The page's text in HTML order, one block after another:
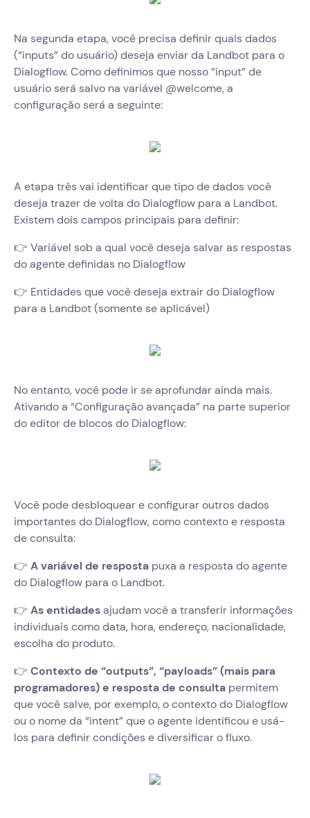
Na segunda etapa, você precisa definir quais dados
(“inputs” do usuário) deseja enviar da Landbot para o
Dialogflow. Como definimos que nosso “input” de
usuário será salvo na variável @welcome, a
configuração será a seguinte:
A etapa três vai identificar que tipo de dados você
deseja trazer de volta do Dialogflow para a Landbot.
Existem dois campos principais para definir:
👉 Variável sob a qual você deseja salvar as respostas
do agente definidas no Dialogflow
👉 Entidades que você deseja extrair do Dialogflow
para a Landbot (somente se aplicável)
No entanto, você pode ir se aprofundar ainda mais.
Ativando a “Configuração avançada” na parte superior
do editor de blocos do Dialogflow:
Você pode desbloquear e configurar outros dados
importantes do Dialogflow, como contexto e resposta
de consulta:
👉 A variável de resposta puxa a resposta do agente
do Dialogflow para o Landbot.
👉 As entidadesajudam você a transferir informações
individuais como data, hora, endereço, nacionalidade,
escolha do produto.
👉 Contexto de “outputs”, “payloads” (mais para
programadores) e resposta de consulta permitem
que você salve, por exemplo, o contexto do Dialogflow
ou o nome da “intent” que o agente identificou e usá-
los para definir condições e diversificar o fluxo.